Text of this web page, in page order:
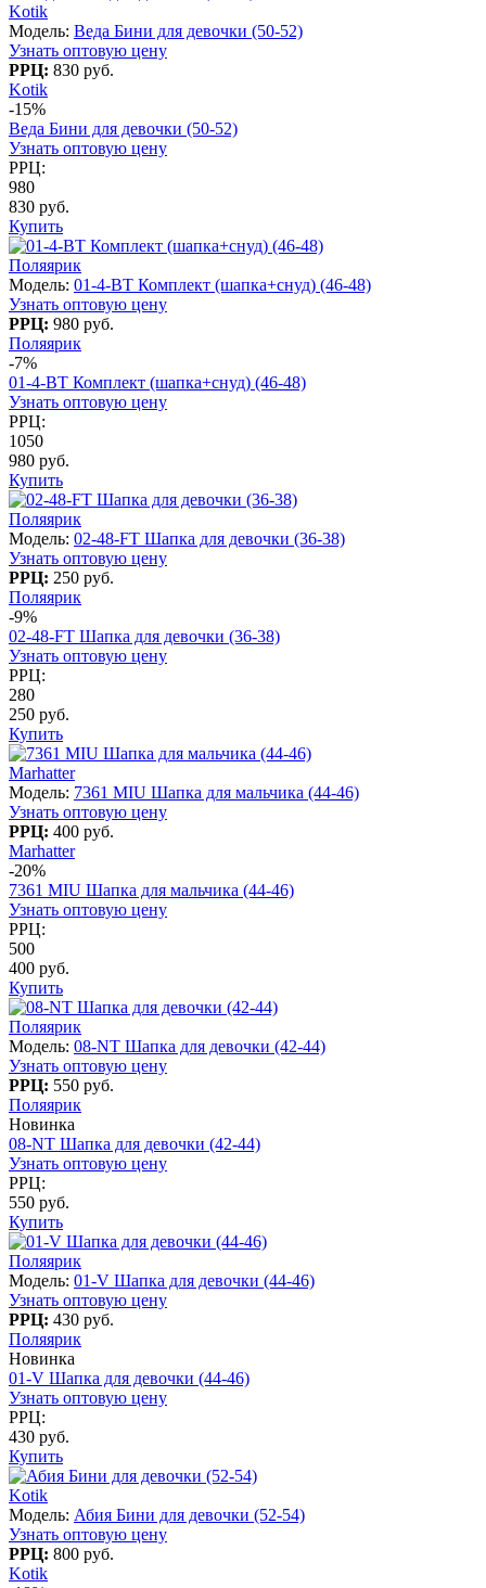
Kotik
Модель: Веда Бини для девочки (50-52)
Узнать оптовую цену
РРЦ: 830 руб.
Kotik
-15%
Веда Бини для девочки (50-52)
Узнать оптовую цену
РРЦ:
980
830 руб.
Купить
Поляярик
Модель: 01-4-BT Комплект (шапка+снуд) (46-48)
Узнать оптовую цену
РРЦ: 980 руб.
Поляярик
-7%
01-4-BT Комплект (шапка+снуд) (46-48)
Узнать оптовую цену
РРЦ:
1050
980 руб.
Купить
Поляярик
Модель: 02-48-FT Шапка для девочки (36-38)
Узнать оптовую цену
РРЦ: 250 руб.
Поляярик
-9%
02-48-FT Шапка для девочки (36-38)
Узнать оптовую цену
РРЦ:
280
250 руб.
Купить
Marhatter
Модель: 7361 MIU Шапка для мальчика (44-46)
Узнать оптовую цену
РРЦ: 400 руб.
Marhatter
-20%
7361 MIU Шапка для мальчика (44-46)
Узнать оптовую цену
РРЦ:
500
400 руб.
Купить
Поляярик
Модель: 08-NT Шапка для девочки (42-44)
Узнать оптовую цену
РРЦ: 550 руб.
Поляярик
Новинка
08-NT Шапка для девочки (42-44)
Узнать оптовую цену
РРЦ:
550 руб.
Купить
Поляярик
Модель: 01-V Шапка для девочки (44-46)
Узнать оптовую цену
РРЦ: 430 руб.
Поляярик
Новинка
01-V Шапка для девочки (44-46)
Узнать оптовую цену
РРЦ:
430 руб.
Купить
Kotik
Модель: Абия Бини для девочки (52-54)
Узнать оптовую цену
РРЦ: 800 руб.
Kotik